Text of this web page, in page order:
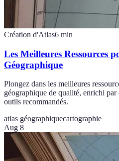
Création d'Atlas6 min
Les Meilleures Ressources
Géographique
Plongez dans les meilleures
géographique de qualité, enrichi par
outils recommandés.
atlas géographiquecartographie
Aug 8